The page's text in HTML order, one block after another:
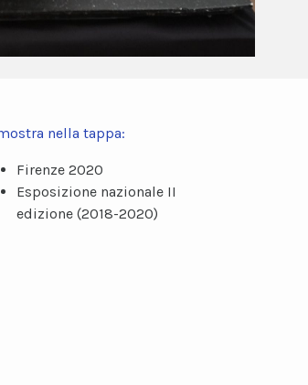
nella tappa:
Firenze 2020
Esposizione nazionale II
edizione (2018-2020)